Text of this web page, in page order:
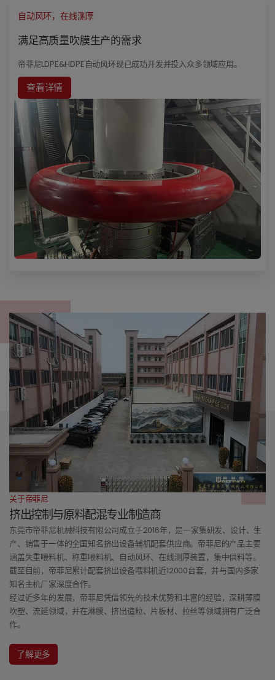
自动风环，在线测厚
满足高质量吹膜生产的需求
帝菲尼LDPE&HDPE自动风环现已成功开发并投入众多领域应用。
查看详情
关于帝菲尼
挤出控制与原料配混专业制造商
东莞市帝菲尼机械科技有限公司成立于2016年，是一家集研发、设计、生
产、销售于一体的全国知名挤出设备辅机配套供应商。帝菲尼的产品主要
涵盖失重喂料机、称重喂料机、自动风环、在线测厚装置，集中供料等。
截至目前，帝菲尼累计配套挤出设备喂料机近12000台套，并与国内多家
知名主机厂家深度合作。
经过近多年的发展，帝菲尼凭借领先的技术优势和丰富的经验，深耕薄膜
吹塑、流延领域，并在淋膜、挤出造粒、片板材、拉丝等领域拥有广泛合
作。
了解更多